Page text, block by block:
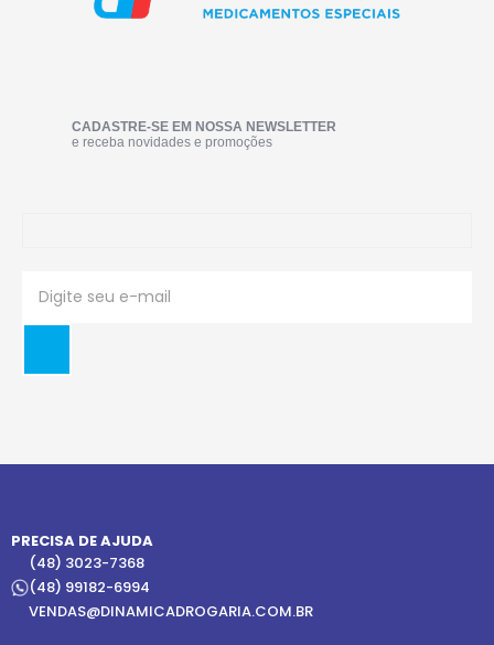
CADASTRE-SE EM NOSSA NEWSLETTER
e receba novidades e promoções
PRECISA DE AJUDA
(48) 3023-7368
(48) 99182-6994
VENDAS@DINAMICADROGARIA.COM.BR